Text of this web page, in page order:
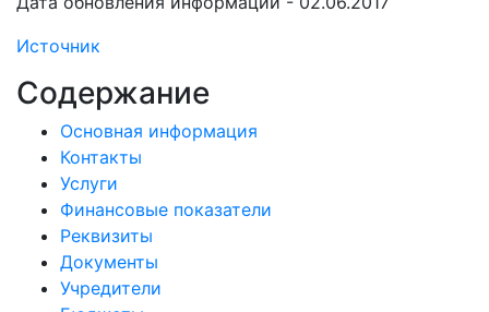
Источник
Содержание
Основная информация
Контакты
Услуги
Финансовые показатели
Реквизиты
Документы
Учредители